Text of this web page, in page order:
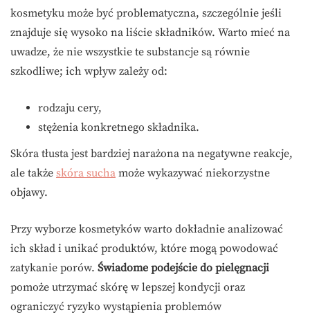
kosmetyku może być problematyczna, szczególnie jeśli
znajduje się wysoko na liście składników. Warto mieć na
uwadze, że nie wszystkie te substancje są równie
szkodliwe; ich wpływ zależy od:
rodzaju cery,
stężenia konkretnego składnika.
Skóra tłusta jest bardziej narażona na negatywne reakcje,
ale także skóra sucha może wykazywać niekorzystne
objawy.
Przy wyborze kosmetyków warto dokładnie analizować
ich skład i unikać produktów, które mogą powodować
zatykanie porów. Świadome podejście do pielęgnacji
pomoże utrzymać skórę w lepszej kondycji oraz
ograniczyć ryzyko wystąpienia problemów